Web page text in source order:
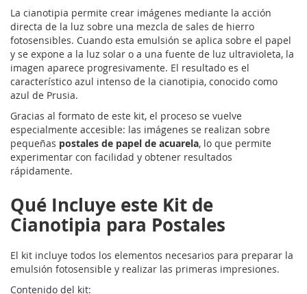
La cianotipia permite crear imágenes mediante la acción
directa de la luz sobre una mezcla de sales de hierro
fotosensibles. Cuando esta emulsión se aplica sobre el papel
y se expone a la luz solar o a una fuente de luz ultravioleta, la
imagen aparece progresivamente. El resultado es el
característico azul intenso de la cianotipia, conocido como
azul de Prusia.
Gracias al formato de este kit, el proceso se vuelve
especialmente accesible: las imágenes se realizan sobre
pequeñas postales de papel de acuarela, lo que permite
experimentar con facilidad y obtener resultados
rápidamente.
Qué Incluye este Kit de
Cianotipia para Postales
El kit incluye todos los elementos necesarios para preparar la
emulsión fotosensible y realizar las primeras impresiones.
Contenido del kit: